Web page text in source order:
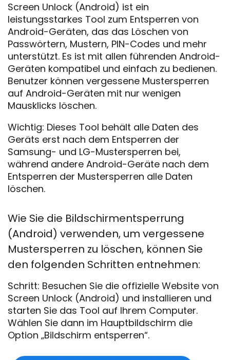
Screen Unlock (Android) ist ein
leistungsstarkes Tool zum Entsperren von
Android-Geräten, das das Löschen von
Passwörtern, Mustern, PIN-Codes und mehr
unterstützt. Es ist mit allen führenden Android-
Geräten kompatibel und einfach zu bedienen.
Benutzer können vergessene Mustersperren
auf Android-Geräten mit nur wenigen
Mausklicks löschen.
Wichtig: Dieses Tool behält alle Daten des
Geräts erst nach dem Entsperren der
Samsung- und LG-Mustersperren bei,
während andere Android-Geräte nach dem
Entsperren der Mustersperren alle Daten
löschen.
Wie Sie die Bildschirmentsperrung
(Android) verwenden, um vergessene
Mustersperren zu löschen, können Sie
den folgenden Schritten entnehmen:
Schritt: Besuchen Sie die offizielle Website von
Screen Unlock (Android) und installieren und
starten Sie das Tool auf Ihrem Computer.
Wählen Sie dann im Hauptbildschirm die
Option „Bildschirm entsperren“.